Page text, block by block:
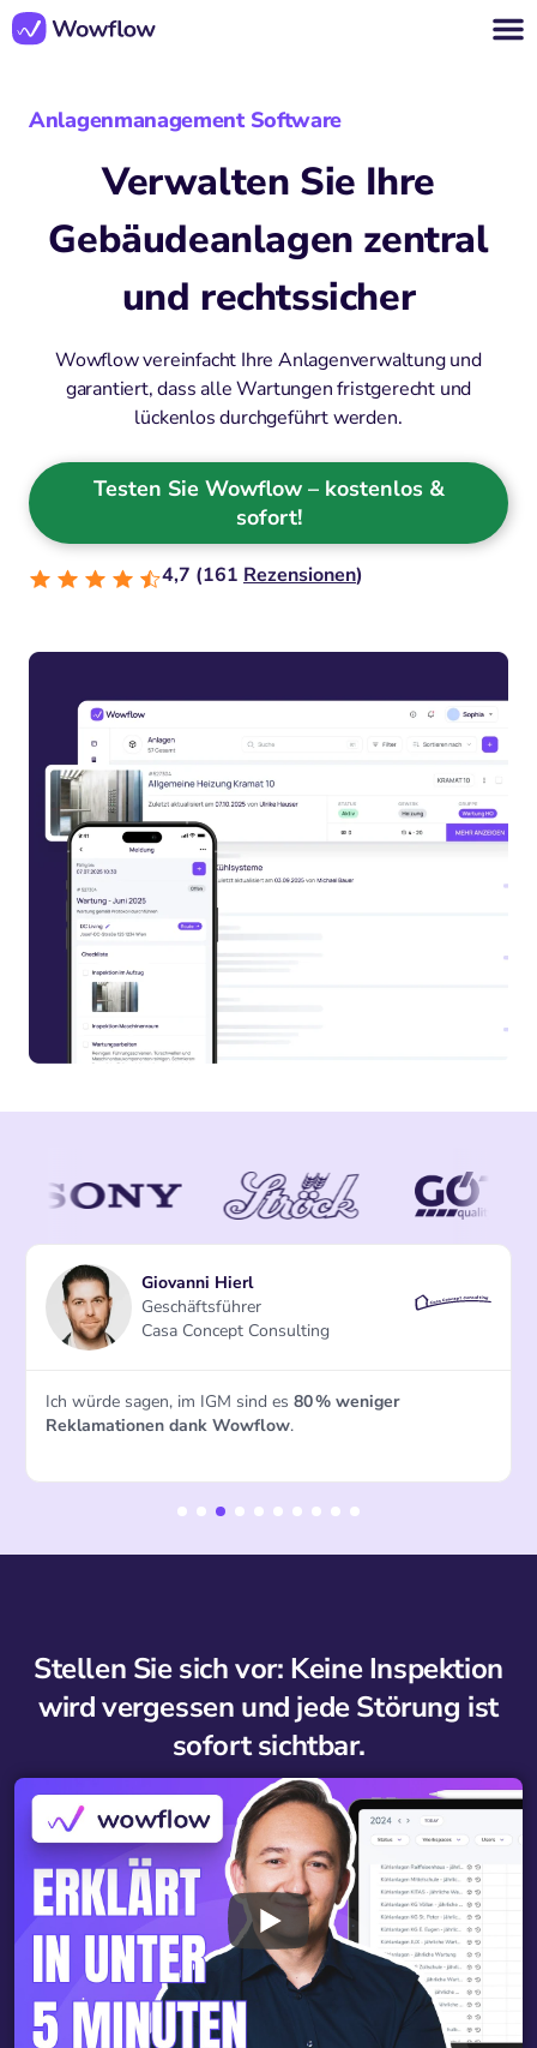
Anlagenmanagement Software
Verwalten Sie Ihre
Gebäudeanlagen zentral
und rechtssicher
Wowflow vereinfacht Ihre Anlagenverwaltung und
garantiert, dass alle Wartungen fristgerecht und
lückenlos durchgeführt werden.
Testen Sie Wowflow – kostenlos &
sofort!
4,7 (161 Rezensionen)
Anna Rabelsberger
Teamleitung Frontoffice
Forsthuber Hausbetreuung
Ich warpositiv überrascht. Fragen wurden sofort
beantwortet, und ich konnte ohne Probleme mit dem
Stellen Sie sich vor: Keine Inspektion
wird vergessen und jede Störung ist
sofort sichtbar.